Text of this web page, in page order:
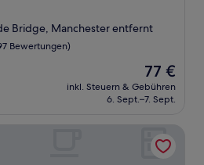
Bridge, Manchester entfernt
Bewertungen)
Der
Preis
beträgt
77 €
inkl. Steuern & Gebühren
6. Sept.–7. Sept.
Manchester, a Tribute Portfolio